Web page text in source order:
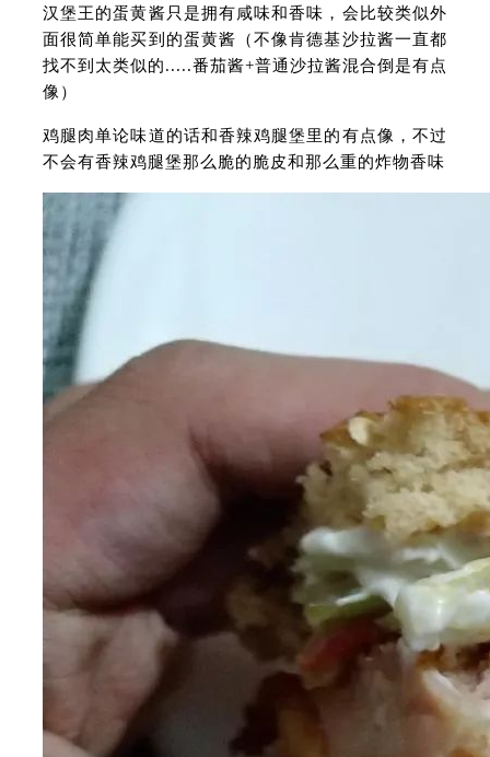
汉堡王的蛋黄酱只是拥有咸味和香味，会比较类似外
面很简单能买到的蛋黄酱（不像肯德基沙拉酱一直都
找不到太类似的.....番茄酱+普通沙拉酱混合倒是有点
像）
鸡腿肉单论味道的话和香辣鸡腿堡里的有点像，不过
不会有香辣鸡腿堡那么脆的脆皮和那么重的炸物香味